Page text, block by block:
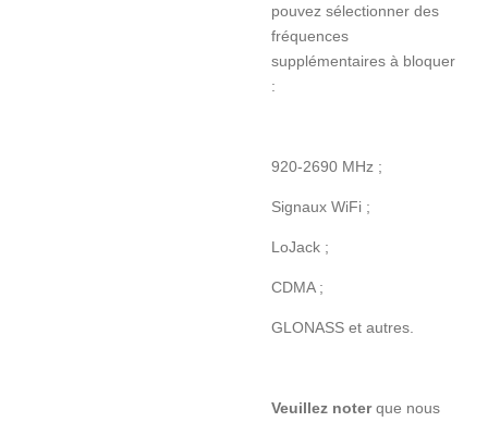
pouvez sélectionner des
fréquences
supplémentaires à bloquer
:
920-2690 MHz ;
Signaux WiFi ;
LoJack ;
CDMA ;
GLONASS et autres.
Veuillez noterque nous